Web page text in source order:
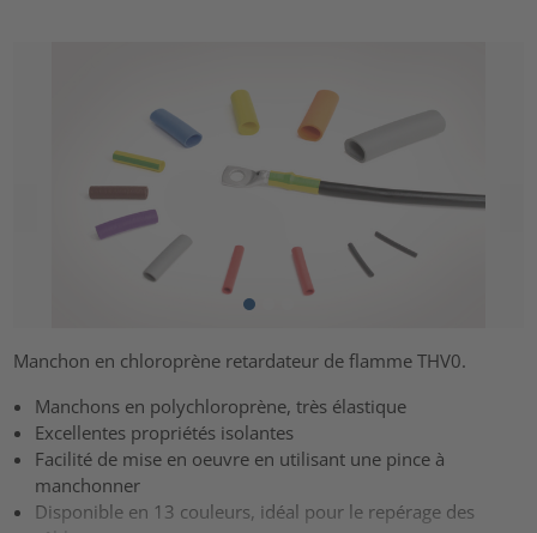
Manchon en chloroprène retardateur de flamme THV0.
Manchons en polychloroprène, très élastique
Excellentes propriétés isolantes
Facilité de mise en oeuvre en utilisant une pince à
manchonner
Disponible en 13 couleurs, idéal pour le repérage des